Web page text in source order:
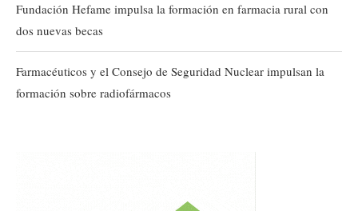
Fundación Hefame impulsa la formación en farmacia rural con
dos nuevas becas
Farmacéuticos y el Consejo de Seguridad Nuclear impulsan la
formación sobre radiofármacos